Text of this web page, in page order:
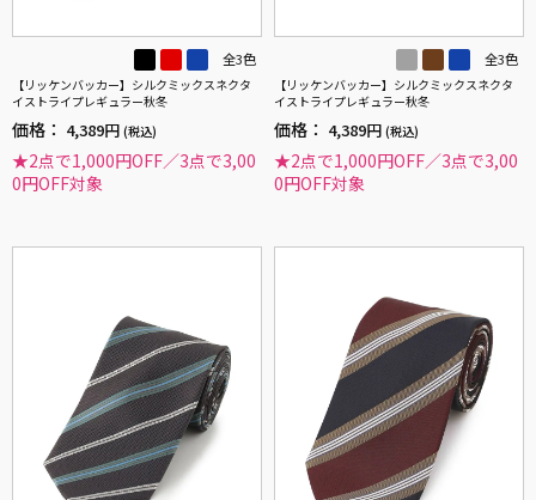
全3色
【リッケンバッカー】シルクミックスネクタ
イストライプレギュラー秋冬
価格： 4,389円 (税込)
★2点で1,000円OFF／3点で3,00
0円OFF対象
全3色
【リッケンバッカー】シルクミックスネクタ
イストライプレギュラー秋冬
価格： 4,389円 (税込)
★2点で1,000円OFF／3点で3,00
0円OFF対象